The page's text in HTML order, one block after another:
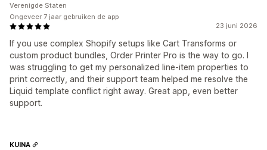
23 juni 2026
If you use complex Shopify setups like Cart Transforms or
custom product bundles, Order Printer Pro is the way to go. I
was struggling to get my personalized line-item properties to
print correctly, and their support team helped me resolve the
Liquid template conflict right away. Great app, even better
support.
Verenigde Staten
Ongeveer 7 jaar gebruiken de app
KUINA